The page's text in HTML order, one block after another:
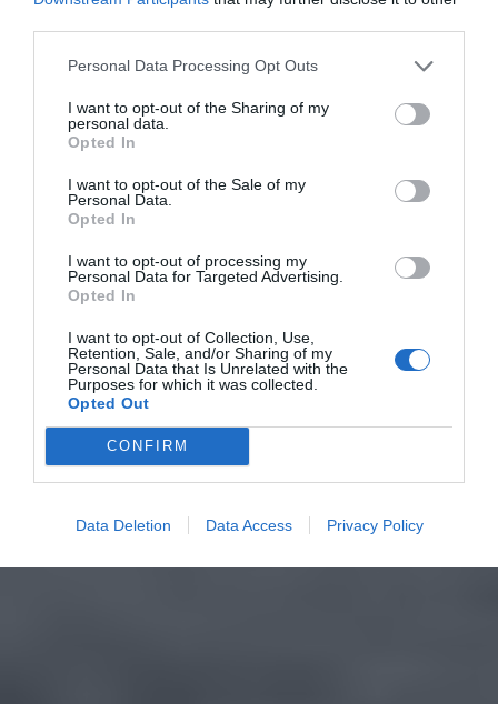
Personal Data Processing Opt Outs
I want to opt-out of the Sharing of my
personal data.
Opted In
I want to opt-out of the Sale of my
Personal Data.
Opted In
I want to opt-out of processing my
Personal Data for Targeted Advertising.
Opted In
I want to opt-out of Collection, Use,
Retention, Sale, and/or Sharing of my
Personal Data that Is Unrelated with the
Purposes for which it was collected.
Opted Out
CONFIRM
Data Deletion Data Access Privacy Policy